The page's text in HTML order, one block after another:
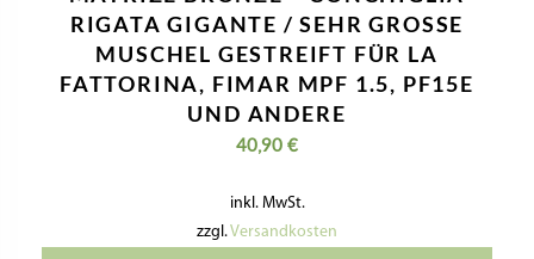
RIGATA GIGANTE / SEHR GROSSE M
USCHEL GESTREIFT FÜR LA F
ATTORINA, FIMAR MPF 1.5, PF15E U
ND ANDERE
40,90 €
inkl. MwSt.
zzgl.Versandkosten